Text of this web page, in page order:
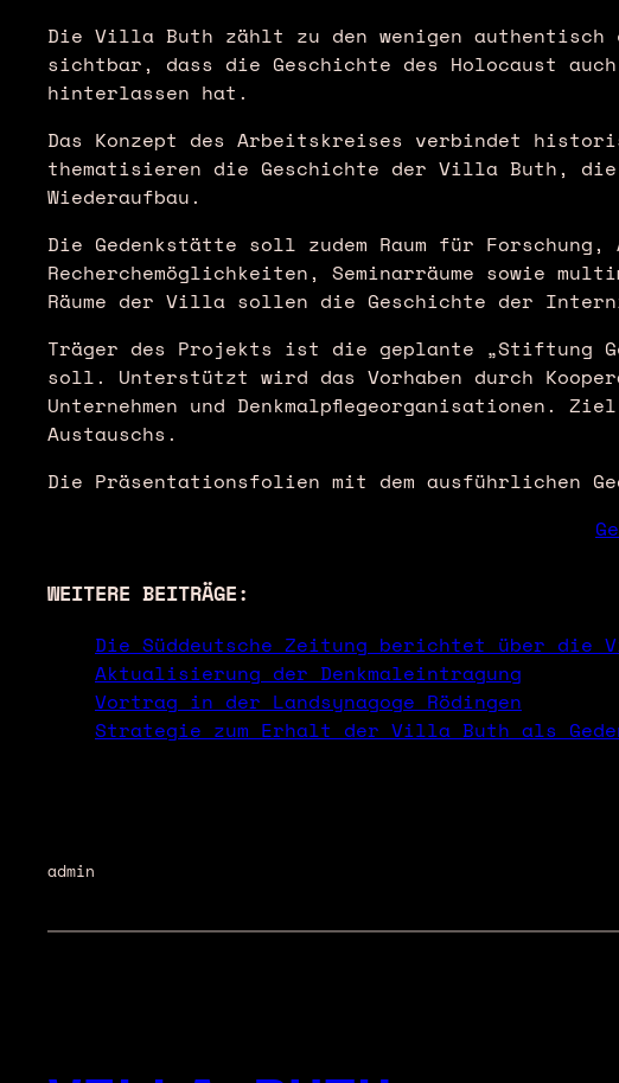
Die Villa Buth zählt zu den wenigen
sichtbar, dass die Geschichte des Holocaust
hinterlassen hat.
Das Konzept des Arbeitskreises verbindet
thematisieren die Geschichte der Villa Buth, die
Wiederaufbau.
Die Gedenkstätte soll zudem Raum für
Recherchemöglichkeiten, Seminarräume sowie
Räume der Villa sollen die Geschichte der
Träger des Projekts ist die geplante „Stiftung
soll. Unterstützt wird das Vorhaben durch
Unternehmen und
Austauschs.
Die Präsentationsfolien mit dem ausführlichen
WEITERE BEITRÄGE:
Die Süddeutsche Zeitung berichtet über die
Aktualisierung der Denkmaleintragung
Vortrag in der Landsynagoge Rödingen
Strategie zum Erhalt der Villa Buth als
admin